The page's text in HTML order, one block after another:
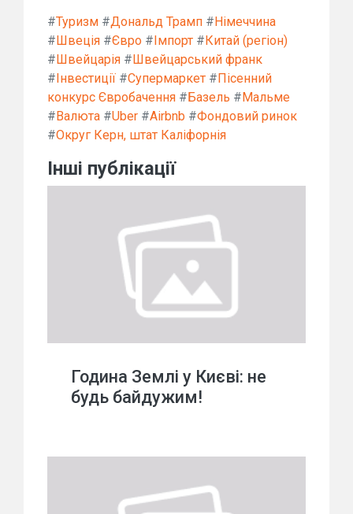
#Туризм #Дональд Трамп #Німеччина
#Швеція #Євро #Імпорт #Китай (регіон)
#Швейцарія #Швейцарський франк
#Інвестиції #Супермаркет #Пісенний
конкурс Євробачення #Базель #Мальме
#Валюта #Uber #Airbnb #Фондовий ринок
#Округ Керн, штат Каліфорнія
Інші публікації
Година Землі у Києві: не
будь байдужим!